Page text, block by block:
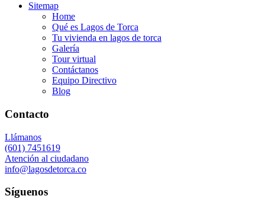
Sitemap
Home
Qué es Lagos de Torca
Tu vivienda en lagos de torca
Galería
Tour virtual
Contáctanos
Equipo Directivo
Blog
Contacto
Llámanos
(601) 7451619
Atención al ciudadano
info@lagosdetorca.co
Síguenos